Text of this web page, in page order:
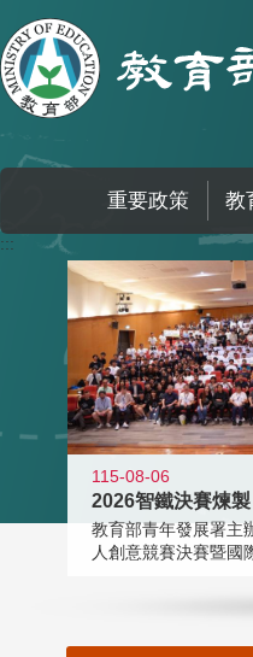
重要政策 教
:::
115-08-06
2026智鐵決賽煉
教育部青年發展署主
人創意競賽決賽暨國